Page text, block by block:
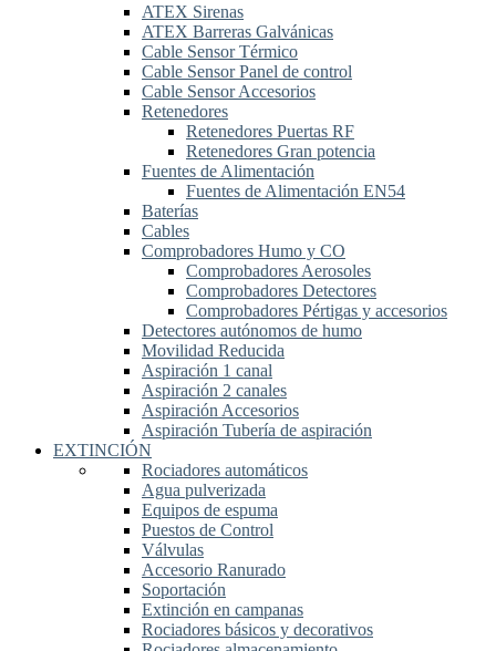
ATEX Sirenas
ATEX Barreras Galvánicas
Cable Sensor Térmico
Cable Sensor Panel de control
Cable Sensor Accesorios
Retenedores
Retenedores Puertas RF
Retenedores Gran potencia
Fuentes de Alimentación
Fuentes de Alimentación EN54
Baterías
Cables
Comprobadores Humo y CO
Comprobadores Aerosoles
Comprobadores Detectores
Comprobadores Pértigas y accesorios
Detectores autónomos de humo
Movilidad Reducida
Aspiración 1 canal
Aspiración 2 canales
Aspiración Accesorios
Aspiración Tubería de aspiración
EXTINCIÓN
Rociadores automáticos
Agua pulverizada
Equipos de espuma
Puestos de Control
Válvulas
Accesorio Ranurado
Soportación
Extinción en campanas
Rociadores básicos y decorativos